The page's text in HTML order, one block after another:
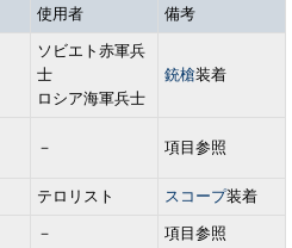
使用者 備考
ソビエト赤軍兵
士
ロシア海軍兵士
銃槍装着
－ 項目参照
テロリスト スコープ装着
－ 項目参照